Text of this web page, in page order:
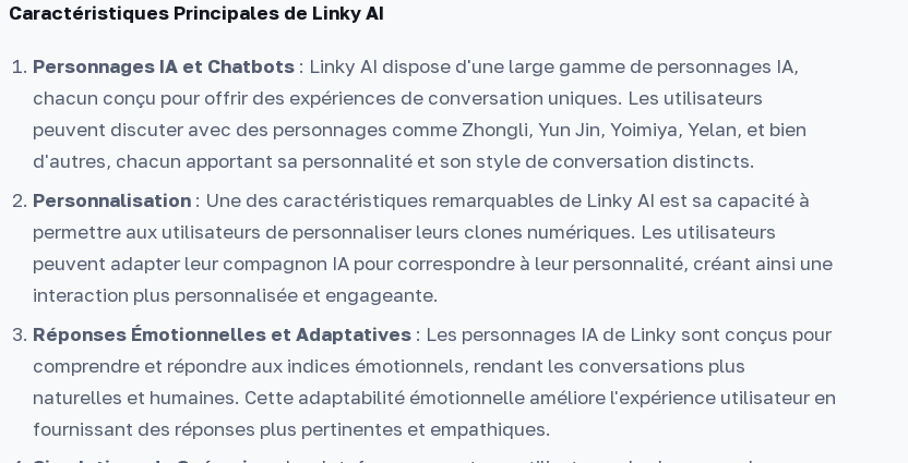
Caractéristiques Principales de Linky AI
Personnages IA et Chatbots : Linky AI dispose d'une large gamme de personnages IA,
chacun conçu pour offrir des expériences de conversation uniques. Les utilisateurs
peuvent discuter avec des personnages comme Zhongli, Yun Jin, Yoimiya, Yelan, et bien
d'autres, chacun apportant sa personnalité et son style de conversation distincts.
Personnalisation : Une des caractéristiques remarquables de Linky AI est sa capacité à
permettre aux utilisateurs de personnaliser leurs clones numériques. Les utilisateurs
peuvent adapter leur compagnon IA pour correspondre à leur personnalité, créant ainsi une
interaction plus personnalisée et engageante.
Réponses Émotionnelles et Adaptatives : Les personnages IA de Linky sont conçus pour
comprendre et répondre aux indices émotionnels, rendant les conversations plus
naturelles et humaines. Cette adaptabilité émotionnelle améliore l'expérience utilisateur en
fournissant des réponses plus pertinentes et empathiques.